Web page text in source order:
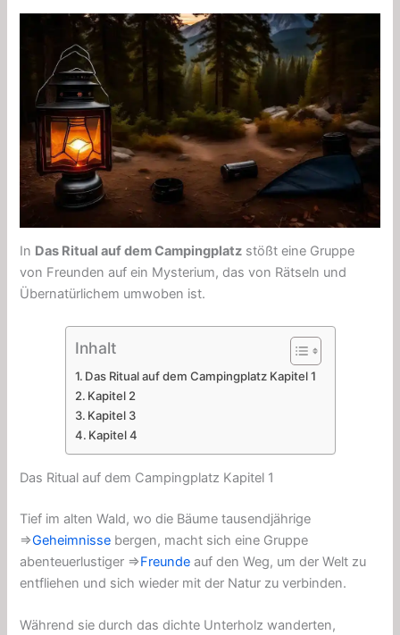
In Das Ritual auf dem Campingplatz stößt eine Gruppe
von Freunden auf ein Mysterium, das von Rätseln und
Übernatürlichem umwoben ist.
Inhalt
Das Ritual auf dem Campingplatz Kapitel 1
Kapitel 2
Kapitel 3
Kapitel 4
Das Ritual auf dem Campingplatz Kapitel 1
Tief im alten Wald, wo die Bäume tausendjährige
⇒Geheimnisse bergen, macht sich eine Gruppe
abenteuerlustiger ⇒Freunde auf den Weg, um der Welt zu
entfliehen und sich wieder mit der Natur zu verbinden.
Während sie durch das dichte Unterholz wanderten,